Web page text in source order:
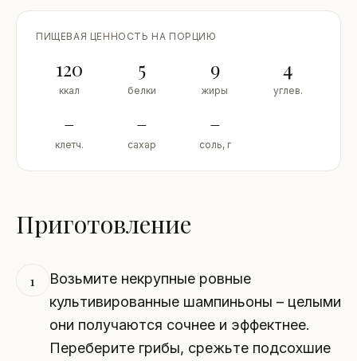
ПИЩЕВАЯ ЦЕННОСТЬ НА ПОРЦИЮ
120
ккал
5
белки
9
жиры
4
углев.
–
клетч.
–
сахар
–
соль, г
Приготовление
1
Возьмите некрупные ровные
культивированные шампиньоны – целыми
они получаются сочнее и эффектнее.
Переберите грибы, срежьте подсохшие